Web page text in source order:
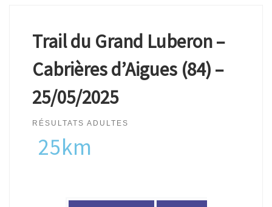
Trail du Grand Luberon –
Cabrières d’Aigues (84) –
25/05/2025
RÉSULTATS ADULTES
25km